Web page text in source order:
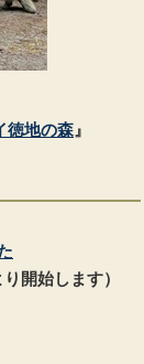
徳地の森』
開始します）